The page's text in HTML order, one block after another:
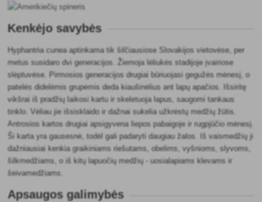
Kenkėjo savybės
Hyphantria cunea aptinkama tik šilčiausiose Slovakijos vietovėse, per
metus susidaro dvi generacijos. Žiemoja lėliukės stadijoje įvairiose
slėptuvėse. Pirmosios generacijos drugiai būriuojasi gegužės mėnesį, o
patelės didelėmis grupėmis deda kiaušinėlius ant lapų apačios. Išsiritę
vikšrai iš pradžių laikosi kartu ir skeletuoja lapus, saugomi tankaus
tinklo. Vėliau jie išsisklaido ir dažnai sukelia užkrėstų medžių žūtis.
Antrosios kartos drugiai apsigyvena liepos pabaigoje ir rugpjūčio mėnesį.
Ši karta yra gausesnė, todėl gali padaryti daugiau žalos. Iš vaismedžių ji
dažniausiai kenkia graikiniams riešutams, obelims, vyšnioms, slyvoms,
šilkmedžiams, o iš kitų lapuočių medžių - uosialapiams klevams ir
šeivamedžiams.
Apsaugos galimybės